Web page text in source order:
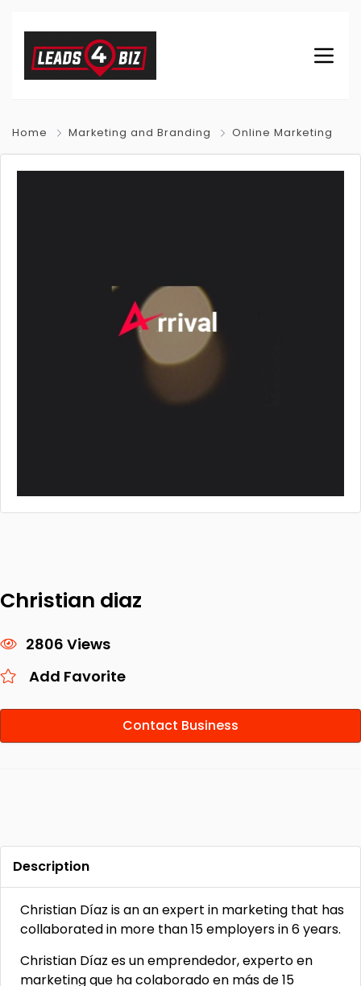
Home Marketing and Branding Online Marketing
Christian diaz
2806 Views
Add Favorite
Contact Business
Description
Christian Díaz is an an expert in marketing that has
collaborated in more than 15 employers in 6 years.
Christian Díaz es un emprendedor, experto en
marketing que ha colaborado en más de 15